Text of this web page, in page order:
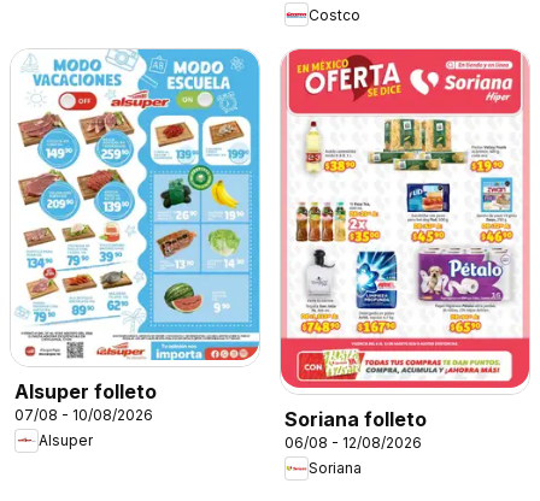
Costco
Alsuper folleto
07/08 - 10/08/2026
Alsuper
Soriana folleto
06/08 - 12/08/2026
Soriana